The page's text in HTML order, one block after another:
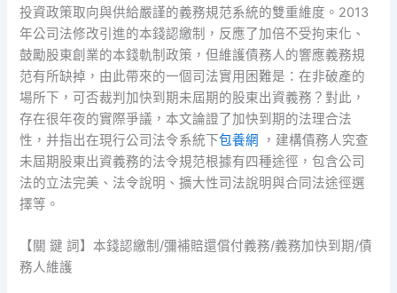
投資政策取向與供給嚴謹的義務規范系統的雙重維度。2013
年公司法修改引進的本錢認繳制，反應了加倍不受拘束化、
鼓勵股東創業的本錢軌制政策，但維護債務人的響應義務規
范有所缺掉，由此帶來的一個司法實用困難是：在非破產的
場所下，可否裁判加快到期未屆期的股東出資義務？對此，
存在很年夜的實際爭議，本文論證了加快到期的法理合法
性，并指出在現行公司法令系統下包養網
，建構債務人究查
未屆期股東出資義務的法令規范根據有四種途徑，包含公司
法的立法完美、法令說明、擴大性司法說明與合同法途徑選
擇等。
【關 鍵 詞】本錢認繳制/彌補賠還償付義務/義務加快到期/債
務人維護